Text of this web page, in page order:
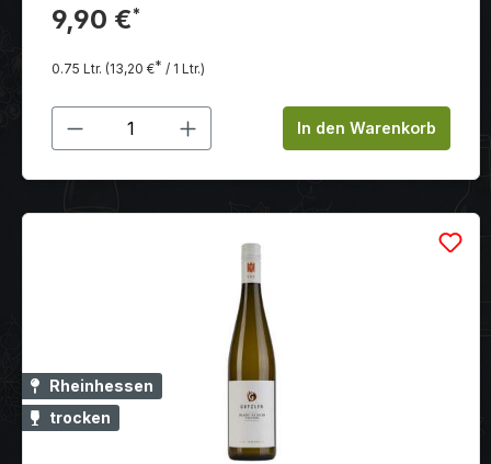
Harmonie zwischen Säure und Süße, leicht mineralisch
mit schöner Würze. Elegant.
9,90 €*
0.75 Ltr. (13,20 €* / 1 Ltr.)
Produkt Anzahl: Gib denIn den Warenkorb
Rheinhessen
trocken